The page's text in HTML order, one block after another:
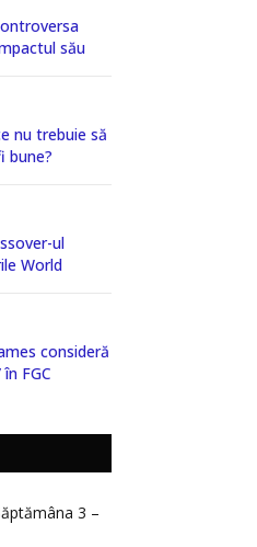
său
nu trebuie să
bune?
ul
World
consideră
FGC
3 –